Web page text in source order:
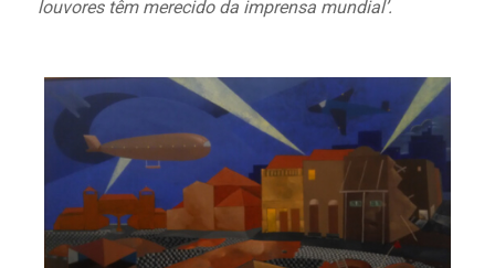
louvores têm merecido da imprensa mundial’.